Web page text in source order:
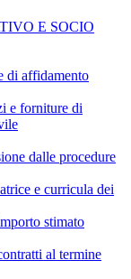
E SOCIO
di affidamento
e forniture di
dalle procedure
e curricula dei
stimato
al termine